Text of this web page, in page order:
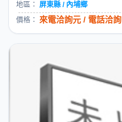
地區： 屏東縣 / 內埔鄉
價格： 來電洽詢元 / 電話洽詢